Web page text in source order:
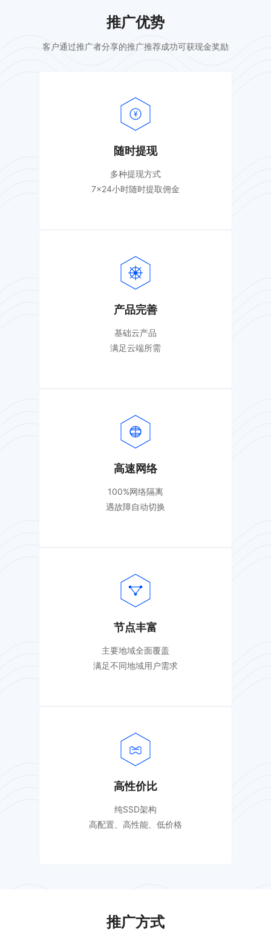
推广优势
客户通过推广者分享的推广推荐成功可获现金奖励
¥
随时提现
多种提现方式
7×24小时随时提取佣金
产品完善
基础云产品
满足云端所需
高速网络
100%网络隔离
遇故障自动切换
节点丰富
主要地域全面覆盖
满足不同地域用户需求
高性价比
纯SSD架构
高配置、高性能、低价格
推广方式